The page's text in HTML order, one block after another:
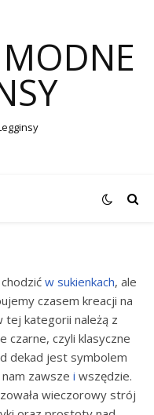
w sukienkach, ale
czasem kreacji na
tej kategorii należą z
czarne, czyli klasyczne
dekad jest symbolem
zawsze i wszędzie.
wieczorowy strój